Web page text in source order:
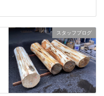
スタッフブログ